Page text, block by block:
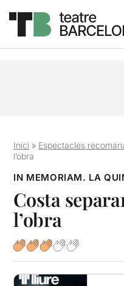
Inici » Espectacles
l’obra
IN MEMORIAM. LA
Costa
l’obra